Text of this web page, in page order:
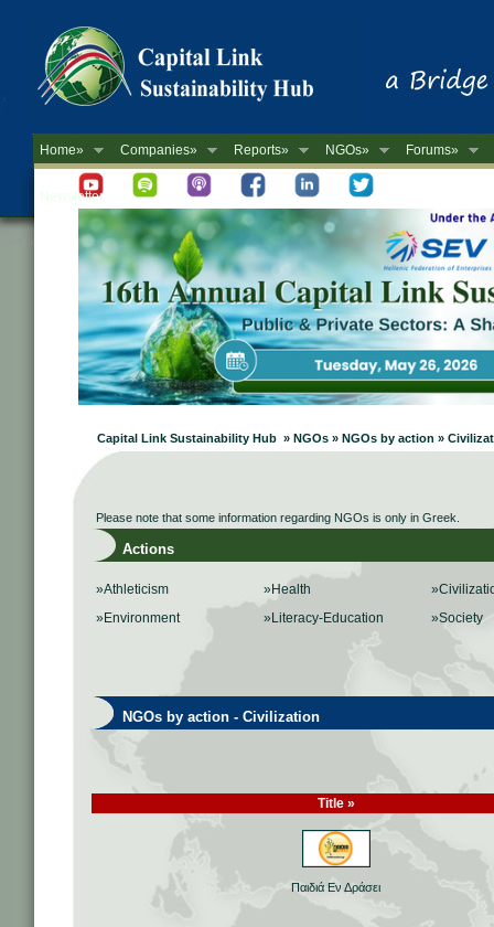
Home» Companies» Reports» NGOs» Forums»
Newsletter
Capital Link Sustainability Hub » NGOs » NGOs by action »
Please note that some information regarding NGOs is only in Greek.
Actions
»Athleticism
»Environment
»Health
»Literacy-Education
»Society
NGOs by action - Civilization
Title »
Παιδιά Εν Δράσει